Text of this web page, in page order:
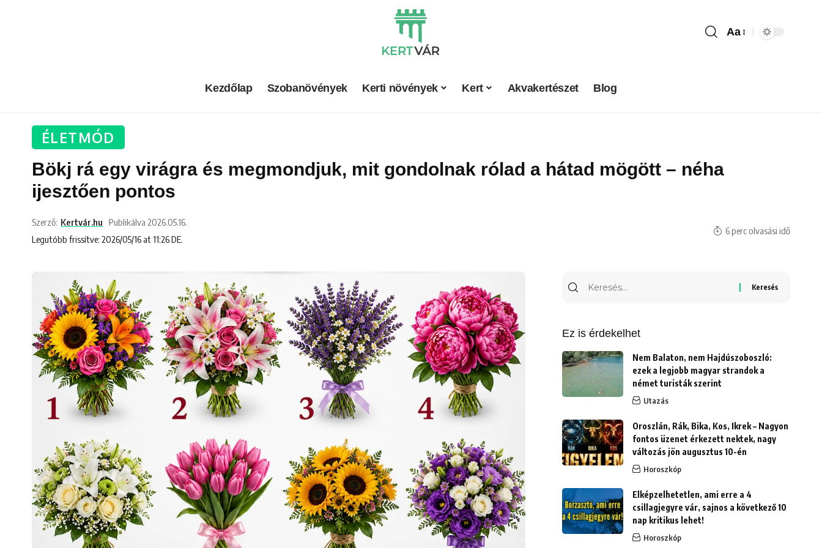
Aa
Kezdőlap Szobanövények Kerti növények Kert Akvakertészet Blog
ÉLETMÓD
Bökj rá egy virágra és megmondjuk, mit gondolnak rólad a hátad mögött – néha
ijesztően pontos
Legutóbb frissítve: 2026/05/16 at 11:26 DE.
Szerző: Kertvár.hu Publikálva 2026.05.16.
6 perc olvasási idő
Ez is érdekelhet
Nem Balaton, nem Hajdúszoboszló:
ezek a legjobb magyar strandok a
német turisták szerint
Utazás
Oroszlán, Rák, Bika, Kos, Ikrek – Nagyon
fontos üzenet érkezett nektek, nagy
változás jön augusztus 10-én
Horoszkóp
Elképzelhetetlen, ami erre a 4
csillagjegyre vár, sajnos a következő 10
nap kritikus lehet!
Horoszkóp